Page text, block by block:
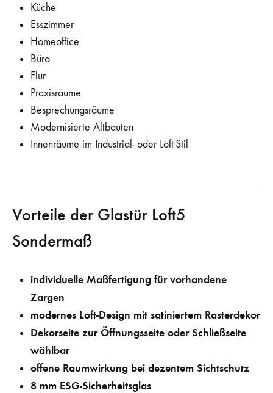
Küche
Esszimmer
Homeoffice
Büro
Flur
Praxisräume
Besprechungsräume
Modernisierte Altbauten
Innenräume im Industrial- oder Loft-Stil
Vorteile der Glastür Loft5
Sondermaß
individuelle Maßfertigung für vorhandene
Zargen
modernes Loft-Design mit satiniertem Rasterdekor
Dekorseite zur Öffnungsseite oder Schließseite
wählbar
offene Raumwirkung bei dezentem Sichtschutz
8 mm ESG-Sicherheitsglas